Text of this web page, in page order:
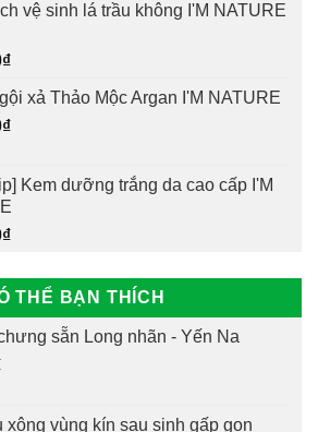
vệ sinh lá trầu không I'M NATURE
₫
xả Thảo Mộc Argan I'M NATURE
₫
Kem dưỡng trắng da cao cấp I'M
₫
THỂ BẠN THÍCH
sẵn Long nhãn - Yến Na
xông vùng kín sau sinh gấp gọn